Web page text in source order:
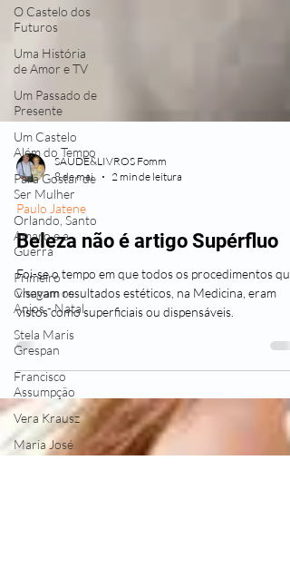
O Castelo dos
Futuros
Uma História
de Amor e TV
Um Passado de
Presente
Um Castelo
Além do Tempo
Para Gostar de
Ser Mulher
Orlando, Santo
Amaro e a
Guerra
Primeiro
Chegam os
Anjos - Natal
Stela Maris
Grespan
Francisco
Assumpção
Vera Krausz
Maria José
Silveira
SAUDE&LIVROS Fomm
8 de mai.
Paulo Jatene
Beleza não é artigo Supérfluo
Foi-se o tempo em que todos os procedimentos que
visavam resultados estéticos, na Medicina, eram
vistos como superficiais ou dispensáveis.